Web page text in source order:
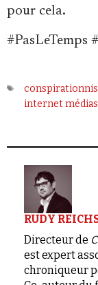
pour cela.
#PasLeTemps #
internetmédias
RUDY
Directeur de
est expert
chroniqueur